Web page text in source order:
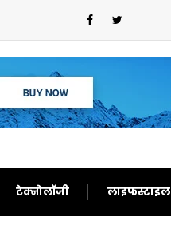
को बता दिया बेचारा
टेक्नोलॉजी लाइफस्टाइल